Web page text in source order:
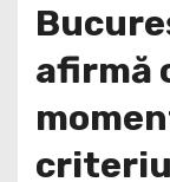
afirmă